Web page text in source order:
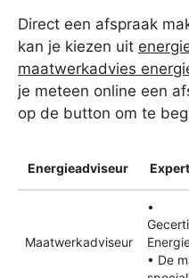
Direct een afspraak
kan je kiezen uit
maatwerkadvies
je meteen online een
op de button om te
Energieadviseur
Maatwerkadviseur
•
• De